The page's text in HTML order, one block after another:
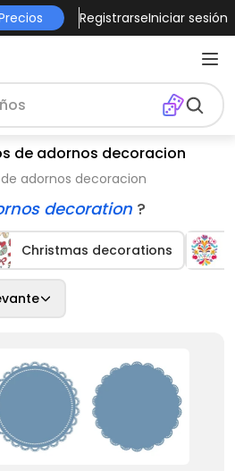
RegistrarseIniciar sesión
de adornos decoracion
adornos decoracion
decoration ?
Christmas decorations